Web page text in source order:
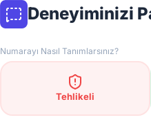
Deneyiminizi
Numarayı Nasıl Tanımlarsınız?
Tehlikeli